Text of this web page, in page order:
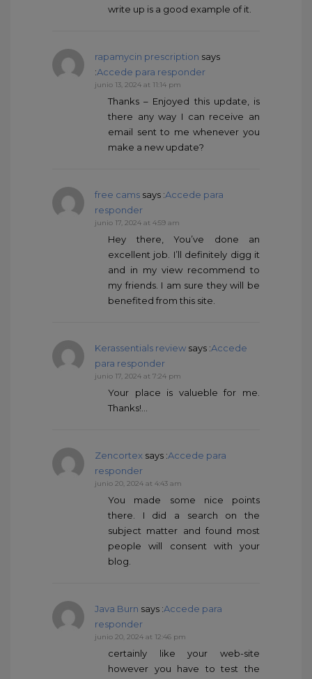
write up is a good example of it.
rapamycin prescription says
:Accede para responder
junio 13, 2024 at 11:14 pm
Thanks – Enjoyed this update, is
there any way I can receive an
email sent to me whenever you
make a new update?
free cams says :Accede para
responder
junio 17, 2024 at 4:59 am
Hey there, You’ve done an
excellent job. I’ll definitely digg it
and in my view recommend to
my friends. I am sure they will be
benefited from this site.
Kerassentials review says :Accede
para responder
junio 17, 2024 at 7:24 pm
Your place is valueble for me.
Thanks!…
Zencortex says :Accede para
responder
junio 20, 2024 at 4:43 am
You made some nice points
there. I did a search on the
subject matter and found most
people will consent with your
blog.
Java Burn says :Accede para
responder
junio 20, 2024 at 12:46 pm
certainly like your web-site
however you have to test the